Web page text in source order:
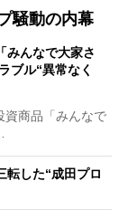
騒動の内幕
みんなで大家さ
ブル“異常なく
商品「みんなで
転した“成田プロ